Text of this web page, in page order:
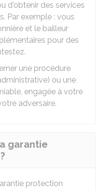
d'obtenir des services
Par exemple : vous
et le bailleur
pour des
une procédure
ou une
engagée à votre
adversaire.
garantie
protection